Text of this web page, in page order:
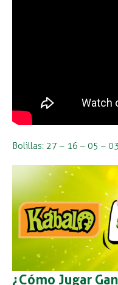
Bolillas: 27 – 16 – 05 –
¿Cómo Jugar